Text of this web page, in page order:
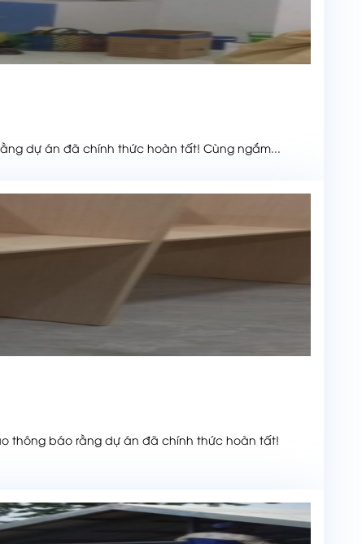
rằng dự án đã chính thức hoàn tất! Cùng ngắm...
thông báo rằng dự án đã chính thức hoàn tất!